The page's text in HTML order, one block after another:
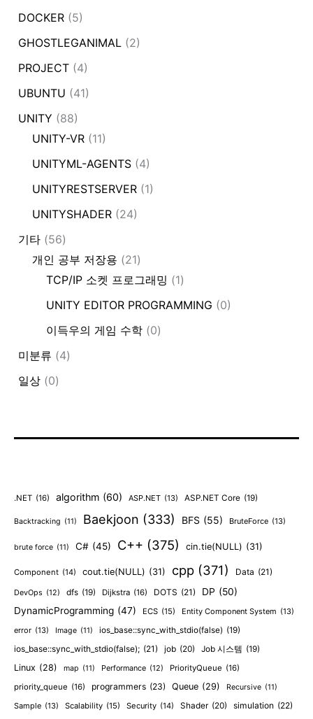
DOCKER (5)
GHOSTLEGANIMAL (2)
PROJECT (4)
UBUNTU (41)
UNITY (88)
UNITY-VR (11)
UNITYML-AGENTS (4)
UNITYRESTSERVER (1)
UNITYSHADER (24)
기타 (56)
개인 공부 저장용 (21)
TCP/IP 소켓 프로그래밍 (1)
UNITY EDITOR PROGRAMMING (0)
이득우의 게임 수학 (0)
미분류 (4)
일상 (0)
.NET (16) algorithm (60) ASP.NET (13) ASP.NET Core (19)
Backtracking (11) Baekjoon (333) BFS (55) BruteForce (13)
brute force (11) C# (45) C++ (375) cin.tie(NULL) (31)
Component (14) cout.tie(NULL) (31) cpp (371) Data (21)
DevOps (12) dfs (19) Dijkstra (16) DOTS (21) DP (50)
DynamicProgramming (47) ECS (15) Entity Component System (13)
error (13) Image (11) ios_base::sync_with_stdio(false) (19)
ios_base::sync_with_stdio(false); (21) job (20) Job 시스템 (19)
Linux (28) map (11) Performance (12) PriorityQueue (16)
priority_queue (16) programmers (23) Queue (29) Recursive (11)
Sample (13) Scalability (15) Security (14) Shader (20) simulation (22)